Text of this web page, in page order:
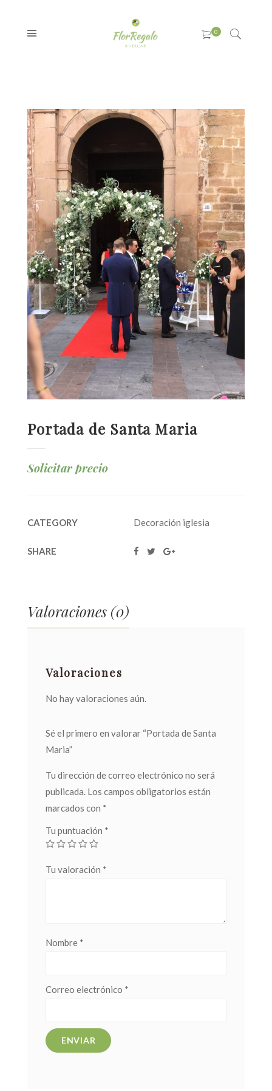
Portada de Santa Maria
Solicitar precio
CATEGORY Decoración iglesia
SHARE
Valoraciones (0)
Valoraciones
No hay valoraciones aún.
Sé el primero en valorar “Portada de Santa
Maria”
Tu dirección de correo electrónico no será
publicada. Los campos obligatorios están
marcados con *
Tu puntuación *
Tu valoración *
Nombre *
Correo electrónico *